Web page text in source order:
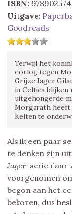
ISBN:
Uitgave:
Goodreads
Terwijl het
oorlog tegen
Grijze Jager
in Celtica blijken
uitgehongerde
Morgarath heeft
Kelten te
Als ik een paar
te denken zijn
Jager-serie daar
voorgenomen
begon aan het
bekoren, dus